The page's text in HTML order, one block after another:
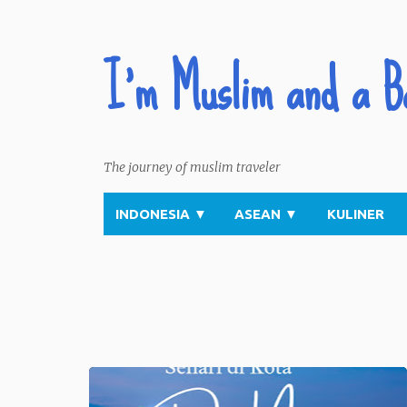
I'm Muslim and a
The journey of muslim traveler
INDONESIA ▼ ASEAN ▼ KULINER
VIETNAM